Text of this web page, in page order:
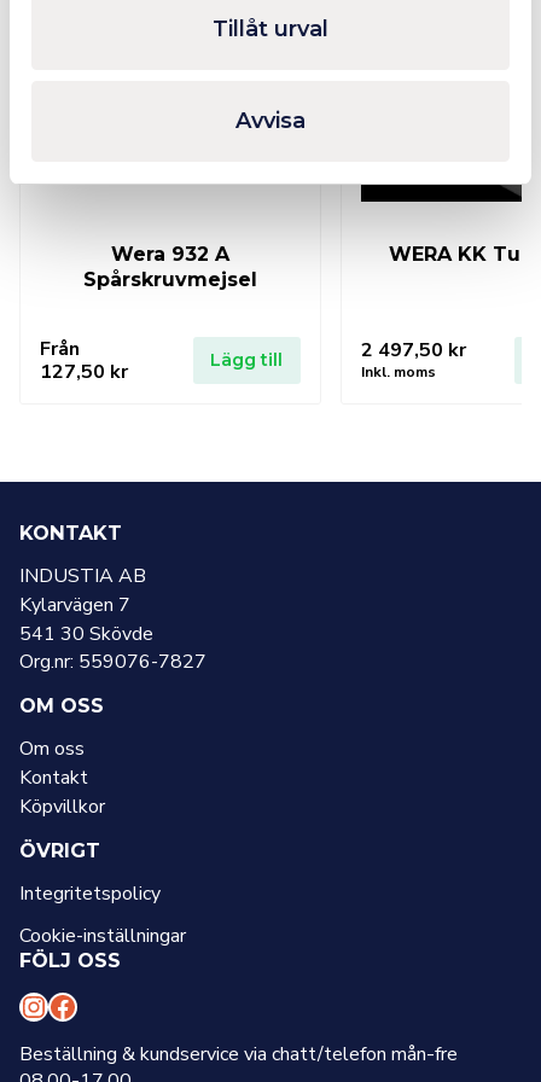
Tillåt urval
Avvisa
Wera 932 A
Spårskruvmejsel
Från
127,50 kr Lägg till
WERA KK
2 497,50 kr
Inkl. moms
KONTAKT
INDUSTIA AB
Kylarvägen 7
541 30 Skövde
Org.nr: 559076-7827
OM OSS
Om oss
Kontakt
Köpvillkor
ÖVRIGT
Integritetspolicy
Cookie-inställningar
FÖLJ OSS
I
n
F
a
Beställning & kundservice via chatt/telefon mån-fre